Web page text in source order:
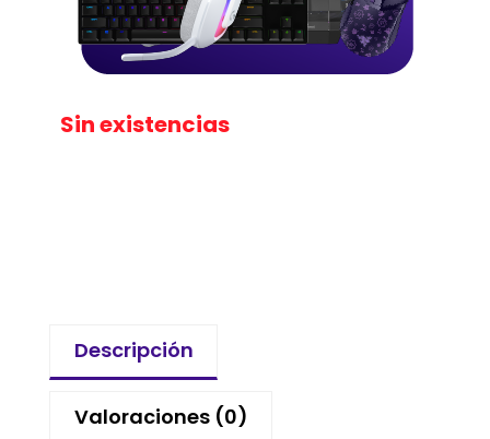
Sin existencias
Descripción
Valoraciones (0)